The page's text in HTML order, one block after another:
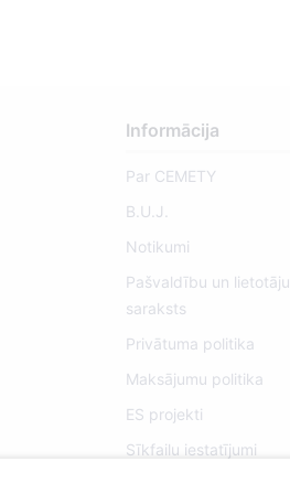
Informācija
Par CEMETY
B.U.J.
Notikumi
Pašvaldību un lietotāju
saraksts
Privātuma politika
Maksājumu politika
ES projekti
Sīkfailu iestatījumi